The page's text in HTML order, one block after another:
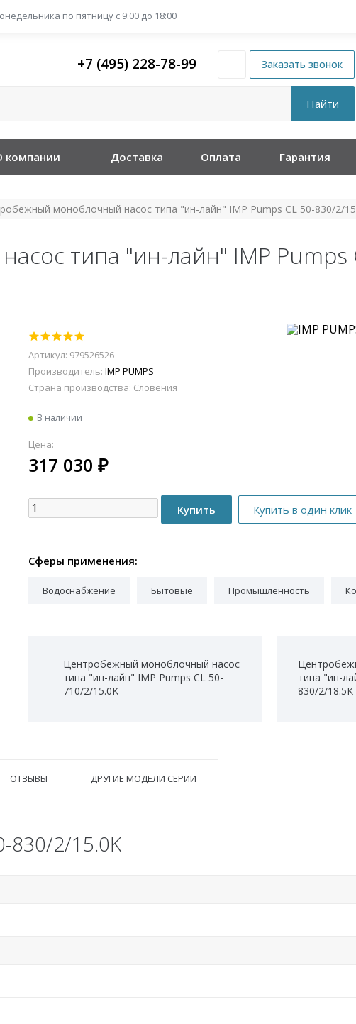
по пятницу с 9:00 до 18:00
+7 (495) 228-78-99
компании Доставка Оплата Гарантия
моноблочный насос типа "ин-лайн" IMP Pumps CL 50-830/2/
типа "ин-лайн" IMP Pumps
Артикул: 979526526
Производитель: IMP PUMPS
Страна производства: Словения
В наличии
Цена:
317 030 ₽
Сферы применения:
Водоснабжение Бытовые Промышленность
Центробежный моноблочный насос
типа "ин-лайн" IMP Pumps CL 50-
710/2/15.0K
типа "ин-
830/2/18.5K
ОТЗЫВЫ ДРУГИЕ МОДЕЛИ СЕРИИ
830/2/15.0K